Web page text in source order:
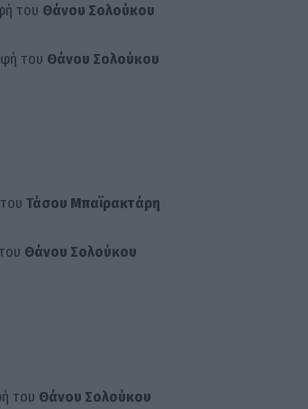
του Θάνου Σολούκου
του Θάνου Σολούκου
Τάσου Μπαϊρακτάρη
Θάνου Σολούκου
του Θάνου Σολούκου